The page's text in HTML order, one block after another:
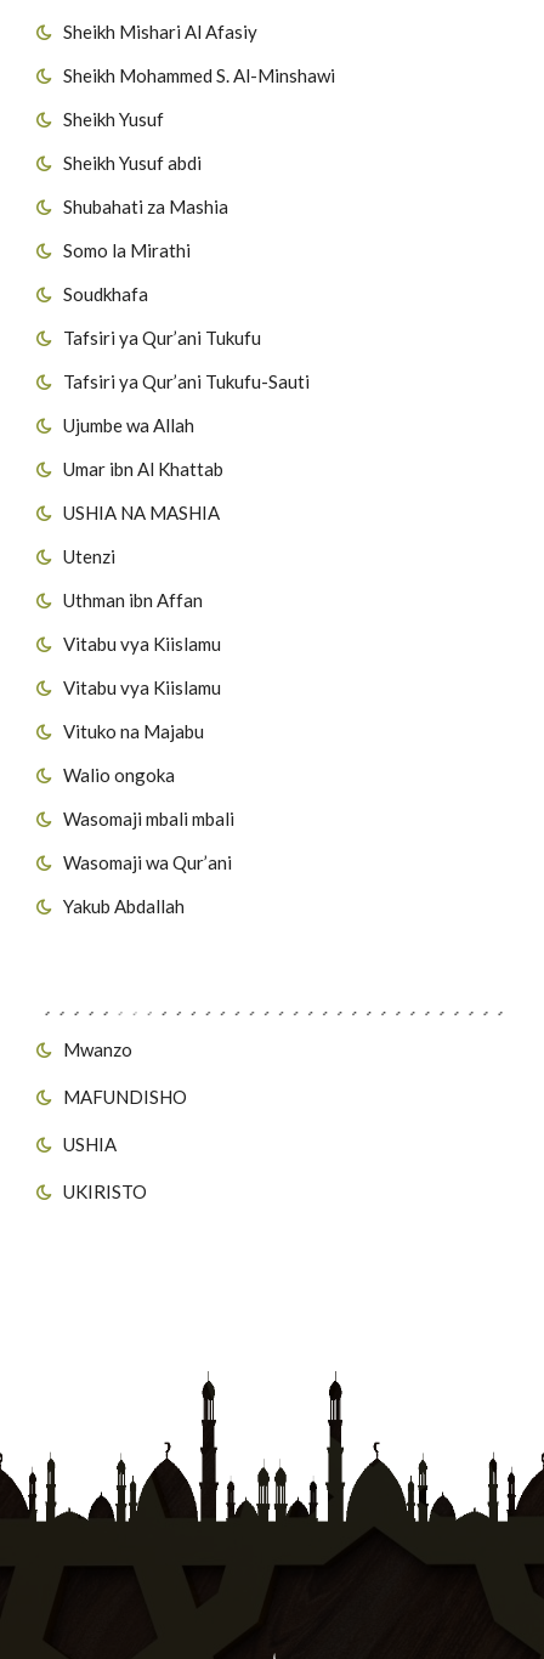
Sheikh Mishari Al Afasiy
Sheikh Mohammed S. Al-Minshawi
Sheikh Yusuf
Sheikh Yusuf abdi
Shubahati za Mashia
Somo la Mirathi
Soudkhafa
Tafsiri ya Qur’ani Tukufu
Tafsiri ya Qur’ani Tukufu-Sauti
Ujumbe wa Allah
Umar ibn Al Khattab
USHIA NA MASHIA
Utenzi
Uthman ibn Affan
Vitabu vya Kiislamu
Vitabu vya Kiislamu
Vituko na Majabu
Walio ongoka
Wasomaji mbali mbali
Wasomaji wa Qur’ani
Yakub Abdallah
Mwanzo
MAFUNDISHO
USHIA
UKIRISTO